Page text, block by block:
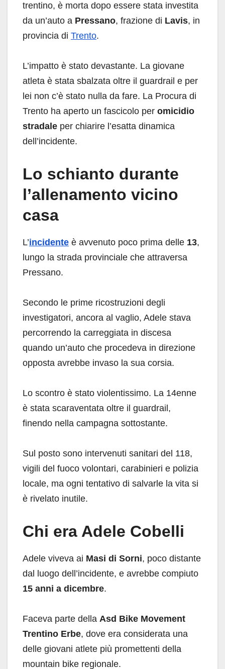
trentino, è morta dopo essere stata investita
da un’auto a Pressano, frazione di Lavis, in
provincia di Trento.
L’impatto è stato devastante. La giovane
atleta è stata sbalzata oltre il guardrail e per
lei non c’è stato nulla da fare. La Procura di
Trento ha aperto un fascicolo per omicidio
stradale per chiarire l’esatta dinamica
dell’incidente.
Lo schianto durante
l’allenamento vicino
casa
L’incidente è avvenuto poco prima delle 13,
lungo la strada provinciale che attraversa
Pressano.
Secondo le prime ricostruzioni degli
investigatori, ancora al vaglio, Adele stava
percorrendo la carreggiata in discesa
quando un’auto che procedeva in direzione
opposta avrebbe invaso la sua corsia.
Lo scontro è stato violentissimo. La 14enne
è stata scaraventata oltre il guardrail,
finendo nella campagna sottostante.
Sul posto sono intervenuti sanitari del 118,
vigili del fuoco volontari, carabinieri e polizia
locale, ma ogni tentativo di salvarle la vita si
è rivelato inutile.
Chi era Adele Cobelli
Adele viveva ai Masi di Sorni, poco distante
dal luogo dell’incidente, e avrebbe compiuto
15 anni a dicembre.
Faceva parte della Asd Bike Movement
Trentino Erbe, dove era considerata una
delle giovani atlete più promettenti della
mountain bike regionale.